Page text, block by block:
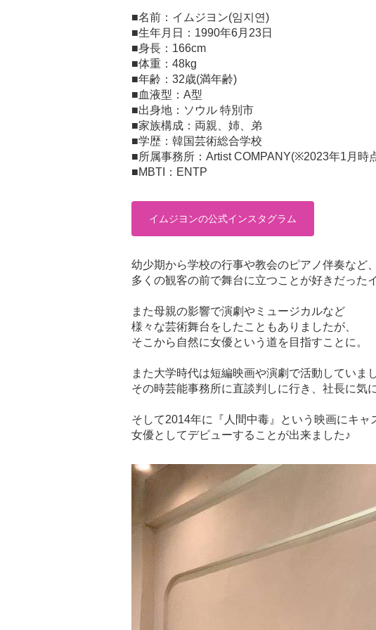
■名前：イムジヨン(임지연)
■生年月日：1990年6月23日
■身長：166cm
■体重：48kg
■年齢：32歳(満年齢)
■血液型：A型
■出身地：ソウル 特別市
■家族構成：両親、姉、弟
■学歴：韓国芸術総合学校
■所属事務所：Artist COMPANY(※2023年1月時
■MBTI：ENTP
イムジヨンの公式インスタグラム
幼少期から学校の行事や教会のピアノ伴奏など、
多くの観客の前で舞台に立つことが好きだった
また母親の影響で演劇やミュージカルなど
様々な芸術舞台をしたこともありましたが、
そこから自然に女優という道を目指すことに。
また大学時代は短編映画や演劇で活動していま
その時芸能事務所に直談判しに行き、社長に気
そして2014年に『人間中毒』という映画にキャ
女優としてデビューすることが出来ました♪